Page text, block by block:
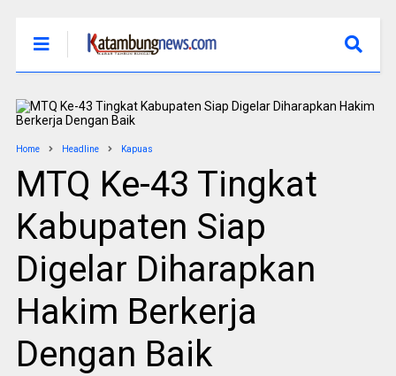
Home Headline Kapuas
MTQ Ke-43 Tingkat
Kabupaten Siap
Digelar Diharapkan
Hakim Berkerja
Dengan Baik